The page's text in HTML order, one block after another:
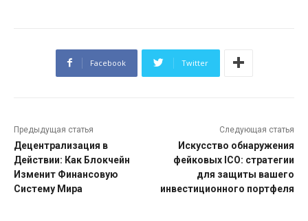
Facebook Twitter
Предыдущая статья
Децентрализация в
Действии: Как Блокчейн
Изменит Финансовую
Систему Мира
Следующая статья
Искусство обнаружения
фейковых ICO: стратегии
для защиты вашего
инвестиционного портфеля